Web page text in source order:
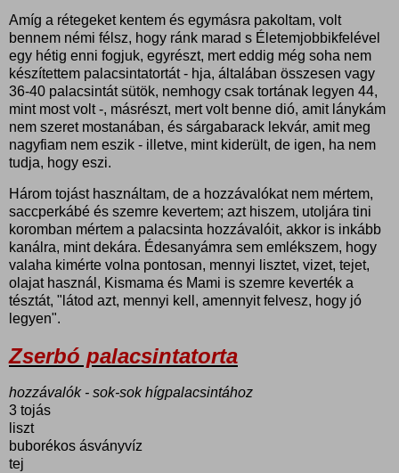
Amíg a rétegeket kentem és egymásra pakoltam, volt
bennem némi félsz, hogy ránk marad s Életemjobbikfelével
egy hétig enni fogjuk, egyrészt, mert eddig még soha nem
készítettem palacsintatortát - hja, általában összesen vagy
36-40 palacsintát sütök, nemhogy csak tortának legyen 44,
mint most volt -, másrészt, mert volt benne dió, amit lánykám
nem szeret mostanában, és sárgabarack lekvár, amit meg
nagyfiam nem eszik - illetve, mint kiderült, de igen, ha nem
tudja, hogy eszi.
Három tojást használtam, de a hozzávalókat nem mértem,
saccperkábé és szemre kevertem; azt hiszem, utoljára tini
koromban mértem a palacsinta hozzávalóit, akkor is inkább
kanálra, mint dekára. Édesanyámra sem emlékszem, hogy
valaha kimérte volna pontosan, mennyi lisztet, vizet, tejet,
olajat használ, Kismama és Mami is szemre keverték a
tésztát, "látod azt, mennyi kell, amennyit felvesz, hogy jó
legyen".
Zserbó palacsintatorta
hozzávalók - sok-sok hígpalacsintához
3 tojás
liszt
buborékos ásványvíz
tej